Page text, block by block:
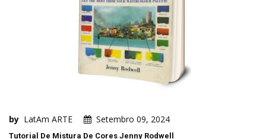
by LatAm ARTE Setembro 09, 2024
Tutorial De Mistura De Cores Jenny Rodwell